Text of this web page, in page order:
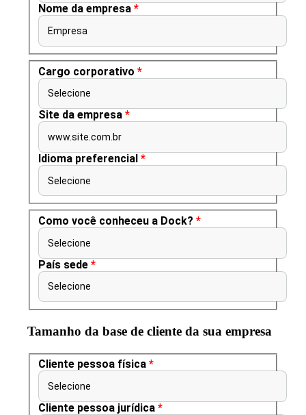
Nome da empresa *
Empresa
Cargo corporativo *
Selecione
Site da empresa *
www.site.com.br
Idioma preferencial *
Selecione
Como você conheceu a Dock? *
Selecione
País sede *
Selecione
Tamanho da base de cliente da sua empresa
Cliente pessoa física *
Selecione
Cliente pessoa jurídica *